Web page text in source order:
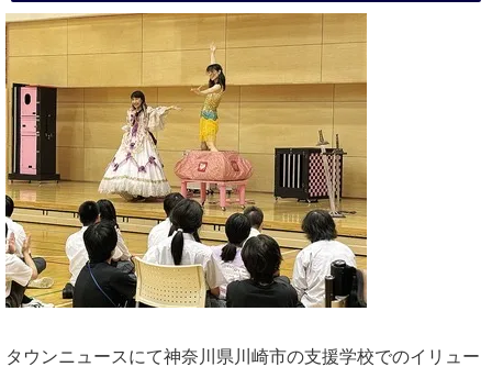
タウンニュースにて神奈川県川崎市の支援学校でのイリュー